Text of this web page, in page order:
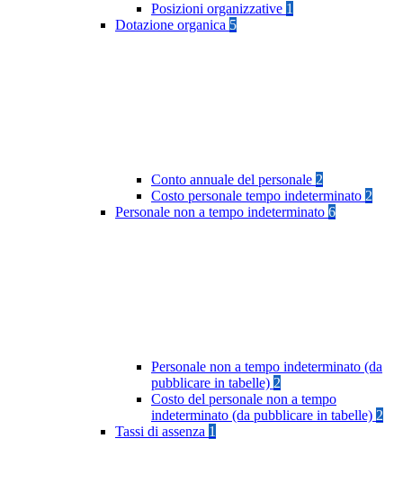
Posizioni organizzative 1
Dotazione organica 5
Conto annuale del personale 2
Costo personale tempo indeterminato 2
Personale non a tempo indeterminato 6
Personale non a tempo indeterminato (da
pubblicare in tabelle) 2
Costo del personale non a tempo
indeterminato (da pubblicare in tabelle) 2
Tassi di assenza 1